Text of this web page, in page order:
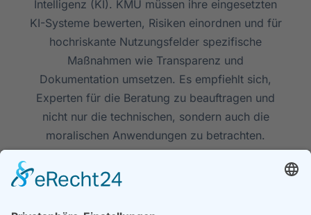
Intelligenz (KI). KMU müssen ihre eingesetzten
KI-Systeme bewerten, Risiken einordnen und für
hochriskante Nutzungsfelder spezifische
Maßnahmen wie Transparenz und
Dokumentation umsetzen. Es empfiehlt sich,
Experten für die Beratung zu beauftragen und
nicht nur die technischen, sondern auch die
moralischen Anwendungen zu betrachten.